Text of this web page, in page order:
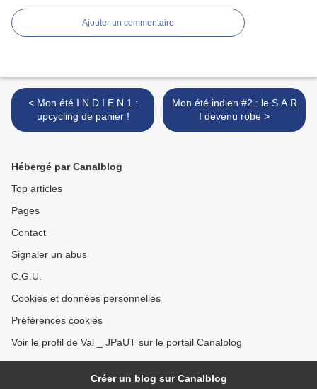
Ajouter un commentaire
< Mon été I N D I E N 1 :
upcycling de panier !
Mon été indien #2 : le S A R
I devenu robe >
Hébergé par Canalblog
Top articles
Pages
Contact
Signaler un abus
C.G.U.
Cookies et données personnelles
Préférences cookies
Voir le profil de Val _ JPaUT sur le portail Canalblog
Créer un blog sur Canalblog